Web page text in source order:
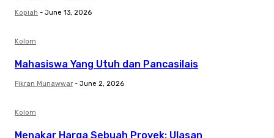
Kopiah - June 13, 2026
Kolom
Mahasiswa Yang Utuh dan Pancasilais
Fikran Munawwar - June 2, 2026
Kolom
Menakar Harga Sebuah Proyek: Ulasan